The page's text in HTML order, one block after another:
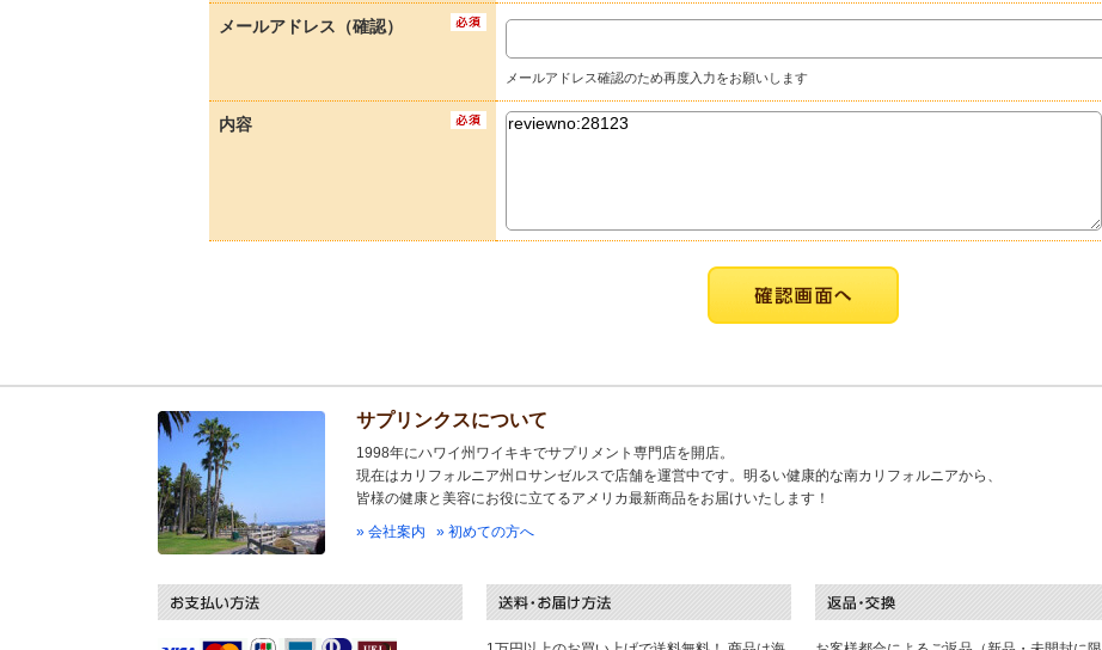
メールアドレス（確認）
メールアドレス確認のため再度入力をお願いします
内容
サプリンクスについて
1998年にハワイ州ワイキキでサプリメント専門店を開店。
現在はカリフォルニア州ロサンゼルスで店舗を運営中です。明るい健康的な南カリフォルニアから、
皆様の健康と美容にお役に立てるアメリカ最新商品をお届けいたします！
» 会社案内
» 初めての方へ